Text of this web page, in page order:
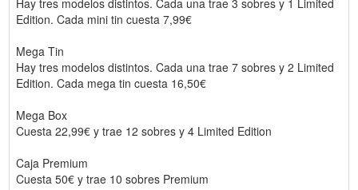
Edition. Cada mini tin cuesta 7,99€
Mega Tin
Hay tres modelos distintos. Cada una trae 7 sobres y 2 Limited
Edition. Cada mega tin cuesta 16,50€
Mega Box
Cuesta 22,99€ y trae 12 sobres y 4 Limited Edition
Caja Premium
Cuesta 50€ y trae 10 sobres Premium